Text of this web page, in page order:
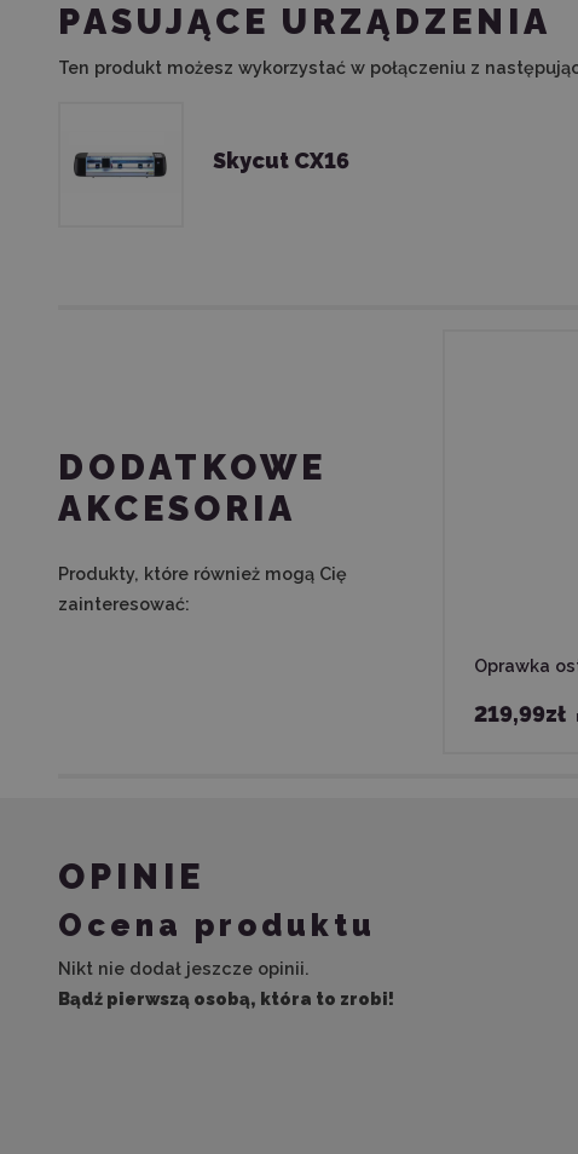
PASUJĄCE URZĄDZENIA
Ten produkt możesz wykorzystać w połączeniu z
Skycut CX16
DODATKOWE
AKCESORIA
Produkty, które również mogą Cię
zainteresować:
Oprawka
219,99zł
OPINIE
Ocena produktu
Nikt nie dodał jeszcze opinii.
Bądź pierwszą osobą, która to zrobi!